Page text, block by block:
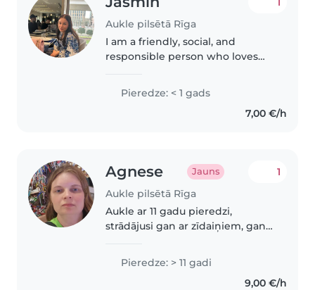
Aukle pilsētā Rīga
I am a friendly, social, and
responsible person who loves
and creating a safe, fun, and
positive environment. I have
previous experience working
Pieredze: < 1 gads
7,00 €/h
Agnese Jauns
Aukle pilsētā Rīga
1
Aukle ar 11 gadu pieredzi,
strādājusi gan ar zīdaiņiem, gan
Pirmās palīdzības sertificēta un
vedina bērnus ar lasīšanu,
Pieredze: > 11 gadi
9,00 €/h